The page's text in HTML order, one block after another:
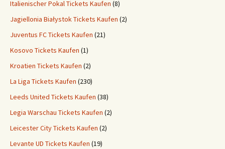
Italienischer Pokal Tickets Kaufen (8)
Jagiellonia Białystok Tickets Kaufen (2)
Juventus FC Tickets Kaufen (21)
Kosovo Tickets Kaufen (1)
Kroatien Tickets Kaufen (2)
La Liga Tickets Kaufen (230)
Leeds United Tickets Kaufen (38)
Legia Warschau Tickets Kaufen (2)
Leicester City Tickets Kaufen (2)
Levante UD Tickets Kaufen (19)